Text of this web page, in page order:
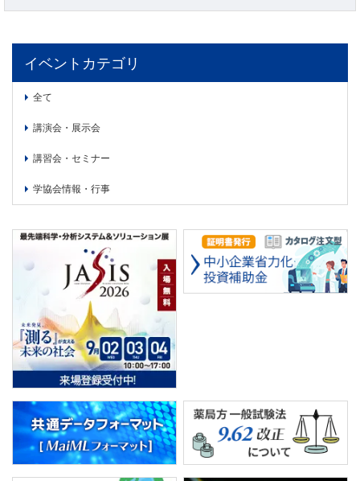
イベントカテゴリ
全て
講演会・展示会
講習会・セミナー
学協会情報・行事